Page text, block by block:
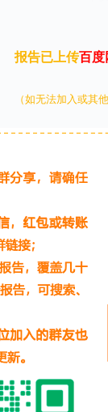
报告已上传百度
（如无法加入或其